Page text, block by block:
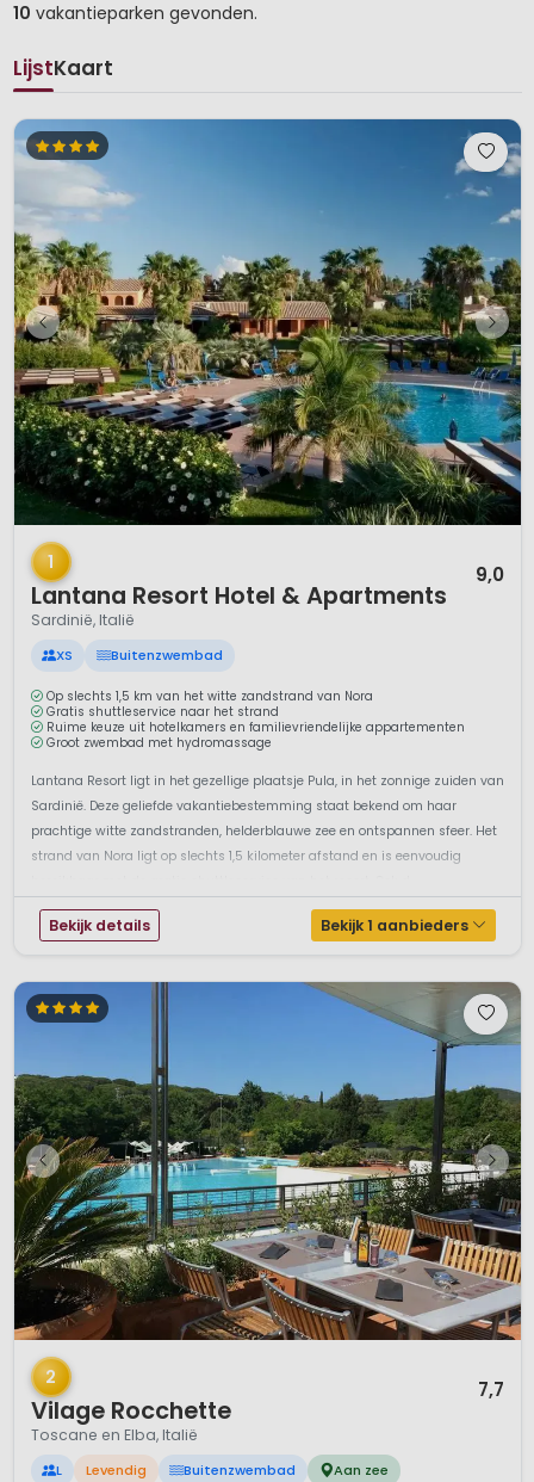
heeft mét de juiste voorzieningen? In deze top-10 parklijsten
vind je voor ieder wat wils.
10 vakantieparken gevonden.
LijstKaart
1 / 10
1
Lantana Resort Hotel & Apartments
9,0
Sardinië, Italië
XS Buitenzwembad
Op slechts 1,5 km van het witte zandstrand van Nora
Gratis shuttleservice naar het strand
Ruime keuze uit hotelkamers en familievriendelijke appartementen
Groot zwembad met hydromassage
Lantana Resort ligt in het gezellige plaatsje Pula, in het zonnige zuiden van
Sardinië. Deze geliefde vakantiebestemming staat bekend om haar
prachtige witte zandstranden, helderblauwe zee en ontspannen sfeer. Het
strand van Nora ligt op slechts 1,5 kilometer afstand en is eenvoudig
Bekijk details Bekijk 1 aanbieders
1 / 7
2
Vilage Rocchette
7,7
Toscane en Elba, Italië
L Levendig Buitenzwembad Aan zee